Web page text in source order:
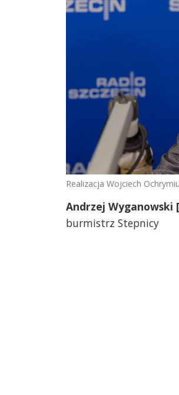
Realizacja Wojciech
Andrzej Wyganowski
burmistrz Stepnicy